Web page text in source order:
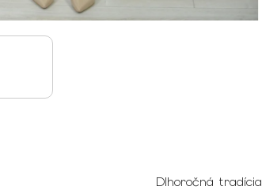
Dlhoročná tradícia